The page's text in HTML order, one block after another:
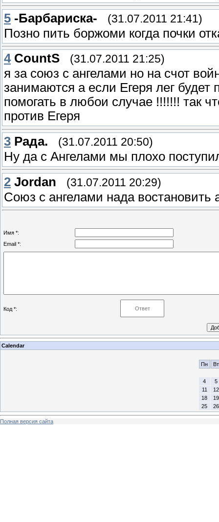
5 -Барбариска- (31.07.2011 21:41)
Позно пить боржоми когда почки
4 CountS (31.07.2011 21:25)
я за союз с ангелами но на счот
занимаются а если Егеря лег
помогать в любои случае !!!!!!! так
против Егеря
3 Рада. (31.07.2011 20:50)
Ну да с Ангелами мы плохо
2 Jordan (31.07.2011 20:29)
Союз с ангелами нада востановить
Имя *:
Email *:
Код *:
Calendar
Пн Вт
4
5
11
12
18
19
25
26
Полная версия сайта